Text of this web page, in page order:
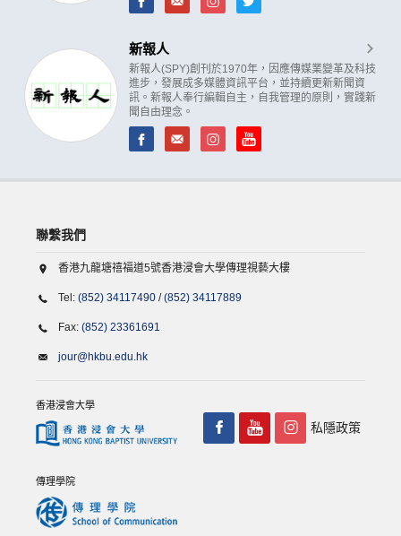
新報人
新報人(SPY)創刊於1970年，因應傳媒業變革及科技
進步，發展成多媒體資訊平台，並持續更新新聞資
訊。新報人奉行編輯自主，自我管理的原則，實踐新
聞自由理念。
聯繫我們
香港九龍塘禧福道5號香港浸會大學傳理視藝大樓
Tel: (852) 34117490 /(852) 34117889
Fax: (852) 23361691
jour@hkbu.edu.hk
香港浸會大學
傳理學院
私隱政策